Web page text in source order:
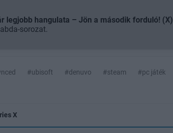
legjobb hangulata – Jön a második forduló! (X)
sorozat.
#ubisoft #denuvo #steam #pc játék
X